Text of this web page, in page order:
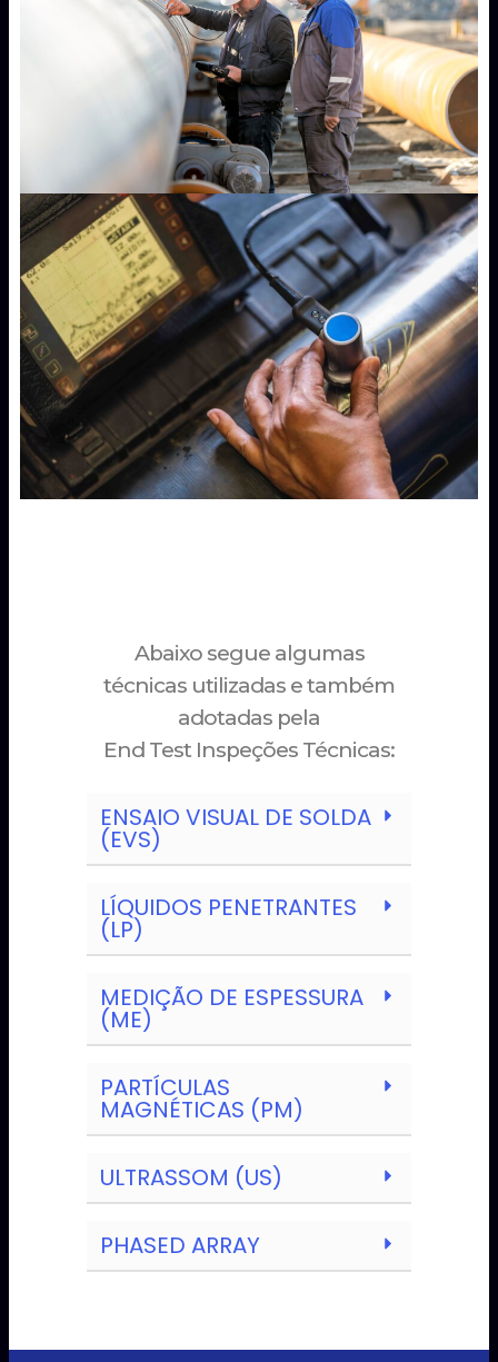
Abaixo segue algumas
técnicas utilizadas e também
adotadas pela
End Test Inspeções Técnicas:
ENSAIO VISUAL DE SOLDA
(EVS)
LÍQUIDOS PENETRANTES
(LP)
MEDIÇÃO DE ESPESSURA
(ME)
PARTÍCULAS
MAGNÉTICAS (PM)
ULTRASSOM (US)
PHASED ARRAY